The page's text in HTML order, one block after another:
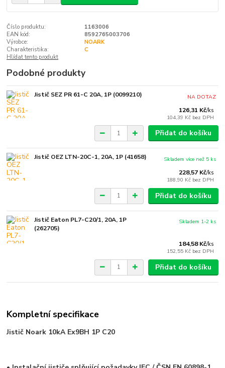
Číslo produktu:
1163006
EAN kód:
8592765003706
Výrobce:
NOARK
Charakteristika:
C
Hlídat tento produkt
Podobné produkty
Jistič SEZ PR 61-C 20A, 1P (0099210)
126,31 Kč/ks
104,39 Kč bez DPH
NA DOTAZ
Přidat do košíku
Jistič OEZ LTN-20C-1, 20A, 1P (41658)
228,57 Kč/ks
188,90 Kč bez DPH
Skladem více než 5 ks
Přidat do košíku
Jistič Eaton PL7-C20/1, 20A, 1P
(262705)
184,58 Kč/ks
152,55 Kč bez DPH
Skladem 1-2 ks
Přidat do košíku
Kompletní specifikace
Jistič Noark 10kA Ex9BH 1P C20